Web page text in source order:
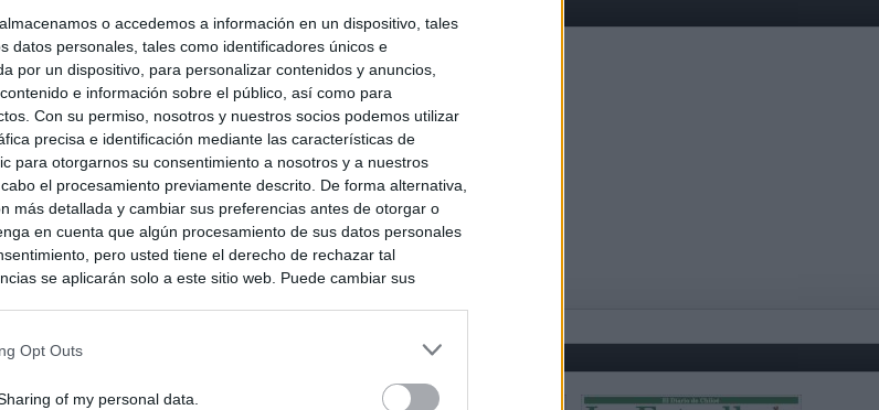
o accedemos a información en un dispositivo, tales
datos personales, tales como identificadores únicos e
por un dispositivo, para personalizar contenidos y anuncios,
e información sobre el público, así como para
Con su permiso, nosotros y nuestros socios podemos utilizar
precisa e identificación mediante las características de
para otorgarnos su consentimiento a nosotros y a nuestros
el procesamiento previamente descrito. De forma alternativa,
más detallada y cambiar sus preferencias antes de otorgar o
en cuenta que algún procesamiento de sus datos personales
pero usted tiene el derecho de rechazar tal
se aplicarán solo a este sitio web. Puede cambiar sus
Opt Outs
of my personal data.
Prensa Popular